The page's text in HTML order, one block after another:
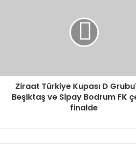
Bodrum
çeyrek
Ziraat Türkiye Kupası D
Beşiktaş ve Sipay Bodrum FK
finalde